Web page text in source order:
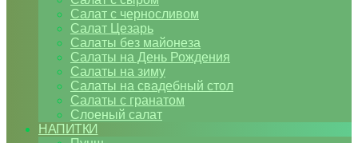
Салат с черносливом
Салат Цезарь
Салаты без майонеза
Салаты на День Рождения
Салаты на зиму
Салаты на свадебный стол
Салаты с гранатом
Слоеный салат
НАПИТКИ